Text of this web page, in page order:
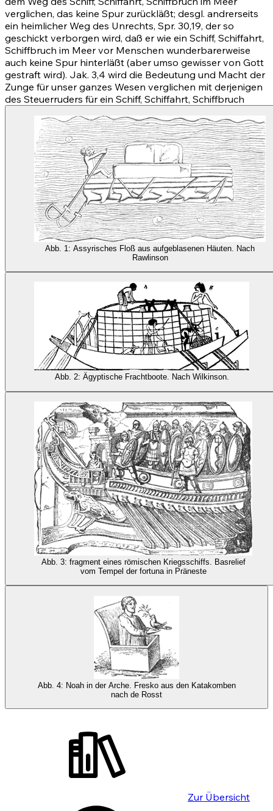
verglichen, das keine Spur zurückläßt; desgl. andrerseits
ein heimlicher Weg des Unrechts, Spr. 30,19, der so
geschickt verborgen wird, daß er wie ein Schiff, Schiffahrt,
Schiffbruch im Meer vor Menschen wunderbarerweise
auch keine Spur hinterläßt (aber umso gewisser von Gott
gestraft wird). Jak. 3,4 wird die Bedeutung und Macht der
Zunge für unser ganzes Wesen verglichen mit derjenigen
des Steuerruders für ein Schiff, Schiffahrt, Schiffbruch
Abb. 1: Assyrisches Floß aus aufgeblasenen Häuten. Nach
Rawlinson
Abb. 2: Ägyptische Frachtboote. Nach Wilkinson.
Abb. 3: fragment eines römischen Kriegsschiffs. Basrelief
vom Tempel der fortuna in Präneste
Abb. 4: Noah in der Arche. Fresko aus den Katakomben
nach de Rosst
Zur Übersicht